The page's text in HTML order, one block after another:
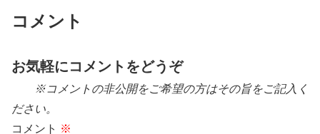
コメント
お気軽にコメントをどうぞ
※コメントの非公開をご希望の方はその旨をご記入く
ださい。
コメント ※